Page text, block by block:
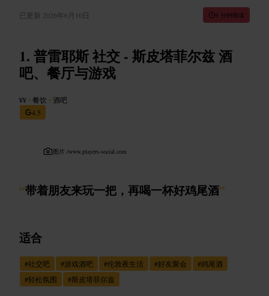
已更新 2026年6月10日 8 分钟阅读
普雷耶斯 社交 - 斯皮塔菲尔兹 酒
吧、餐厅与游戏
¥¥ •餐饮 •酒吧
4.5
图片 /www.players-social.com
“带着朋友来玩一把，再喝一杯好鸡尾酒”
适合
#社交吧 #游戏酒吧 #伦敦夜生活 #好友聚会 #鸡尾酒
#轻松氛围 #斯皮塔菲尔兹